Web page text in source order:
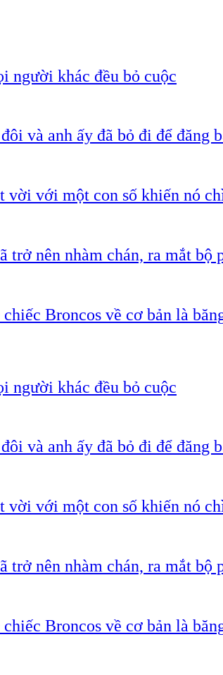
người khác đều bỏ cuộc
và anh ấy đã bỏ đi để đăng
với một con số khiến nó
trở nên nhàm chán, ra mắt bộ
Broncos về cơ bản là
người khác đều bỏ cuộc
và anh ấy đã bỏ đi để đăng
với một con số khiến nó
trở nên nhàm chán, ra mắt bộ
Broncos về cơ bản là